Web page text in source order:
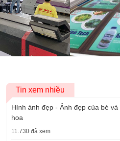
Tin xem nhiều
Hình ảnh đẹp - Ảnh đẹp của bé và
hoa
11.730 đã xem